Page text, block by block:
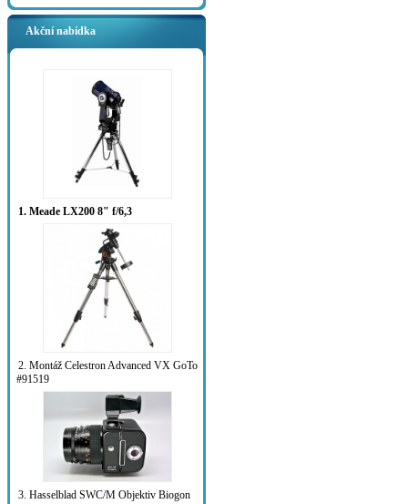
Akční nabídka
1. Meade LX200 8" f/6,3
2. Montáž Celestron Advanced VX GoTo
#91519
3. Hasselblad SWC/M Objektiv Biogon